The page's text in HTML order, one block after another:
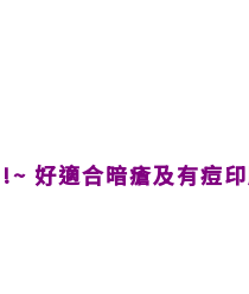
好適合暗瘡及有痘